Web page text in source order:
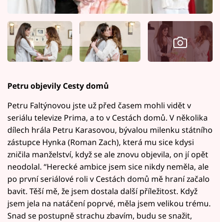
Petru objevily Cesty domů
Petru Faltýnovou jste už před časem mohli vidět v
seriálu televize Prima, a to v Cestách domů. V několika
dílech hrála Petru Karasovou, bývalou milenku státního
zástupce Hynka (Roman Zach), která mu sice kdysi
zničila manželství, když se ale znovu objevila, on jí opět
neodolal. “Herecké ambice jsem sice nikdy neměla, ale
po první seriálové roli v Cestách domů mě hraní začalo
bavit. Těší mě, že jsem dostala další příležitost. Když
jsem jela na natáčení poprvé, měla jsem velikou trému.
Snad se postupně strachu zbavím, budu se snažit,